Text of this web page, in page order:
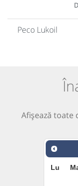
Peco Lukoil
Afișează toate
Lu